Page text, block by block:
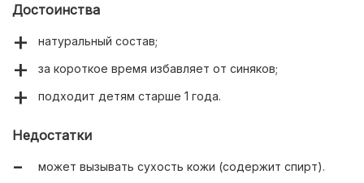
Достоинства
натуральный состав;
за короткое время избавляет от синяков;
подходит детям старше 1 года.
Недостатки
может вызывать сухость кожи (содержит спирт).